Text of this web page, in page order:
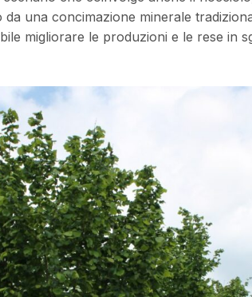
da una concimazione minerale
migliorare le produzioni e le rese in